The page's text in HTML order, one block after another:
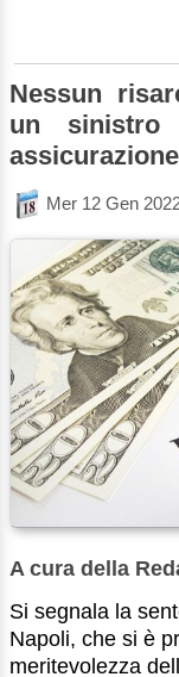
Nessun
un
Mer 12 Gen
A cura della
Si segnala la
Napoli, che si è
meritevolezza